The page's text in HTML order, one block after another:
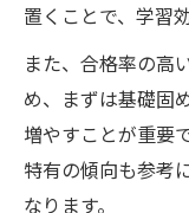
置くことで、学習
また、合格率の高
め、まずは基礎固
増やすことが重要
特有の傾向も参考
なります。